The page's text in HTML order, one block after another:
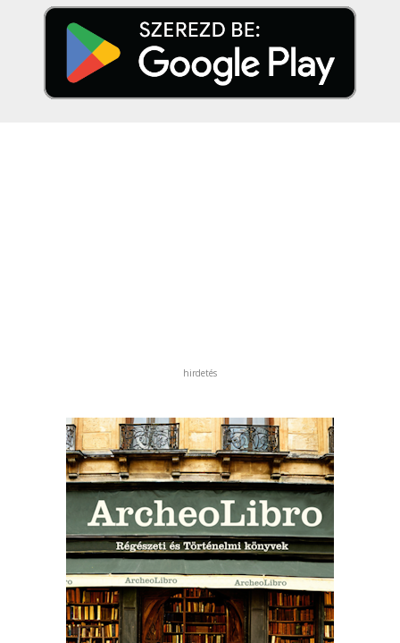
hirdetés